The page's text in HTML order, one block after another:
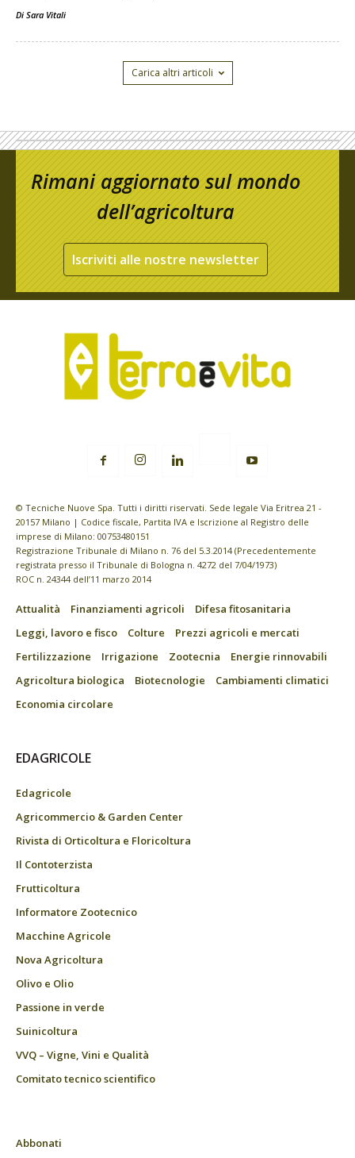
Di Sara Vitali
Carica altri articoli
Rimani aggiornato sul mondo
dell’agricoltura
Iscriviti alle nostre newsletter
© Tecniche Nuove Spa. Tutti i diritti riservati. Sede legale Via Eritrea 21 -
20157 Milano | Codice fiscale, Partita IVA e Iscrizione al Registro delle
imprese di Milano: 00753480151
Registrazione Tribunale di Milano n. 76 del 5.3.2014 (Precedentemente
registrata presso il Tribunale di Bologna n. 4272 del 7/04/1973)
ROC n. 24344 dell’11 marzo 2014
Attualità Finanziamenti agricoli
Difesa fitosanitaria
Leggi, lavoro e fisco
Colture
Prezzi agricoli e mercati
Fertilizzazione
Irrigazione Zootecnia
Energie rinnovabili
Agricoltura biologica
Biotecnologie
Cambiamenti climatici
Economia circolare
EDAGRICOLE
Edagricole
Agricommercio & Garden Center
Rivista di Orticoltura e Floricoltura
Il Contoterzista
Frutticoltura
Informatore Zootecnico
Macchine Agricole
Nova Agricoltura
Olivo e Olio
Passione in verde
Suinicoltura
VVQ – Vigne, Vini e Qualità
Comitato tecnico scientifico
Abbonati